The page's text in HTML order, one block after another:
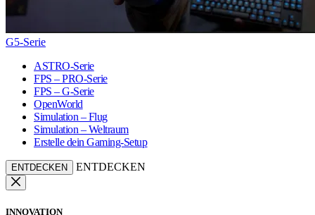
G5-Serie
ASTRO-Serie
FPS – PRO-Serie
FPS – G-Serie
OpenWorld
Simulation – Flug
Simulation – Weltraum
Erstelle dein Gaming-Setup
ENTDECKEN ENTDECKEN
INNOVATION